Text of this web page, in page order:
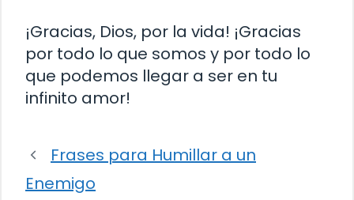
¡Gracias, Dios, por la vida! ¡Gracias
por todo lo que somos y por todo lo
que podemos llegar a ser en tu
infinito amor!
Frases para Humillar a un
Enemigo